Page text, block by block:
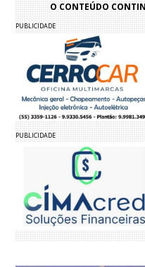
O CONTEÚDO
PUBLICIDADE
PUBLICIDADE